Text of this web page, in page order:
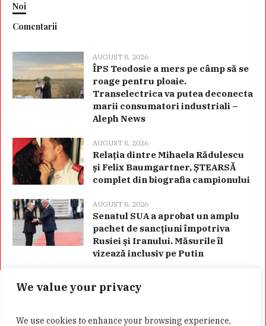
We value your privacy
We use cookies to enhance your browsing experience,
Noi
Comentarii
AUGUST 8, 2026
ÎPS Teodosie a mers pe câmp să se
roage pentru ploaie.
Transelectrica va putea deconecta
marii consumatori industriali –
Aleph News
AUGUST 8, 2026
Relația dintre Mihaela Rădulescu
și Felix Baumgartner, ȘTEARSĂ
complet din biografia campionului
AUGUST 8, 2026
Senatul SUA a aprobat un amplu
pachet de sancțiuni împotriva
Rusiei și Iranului. Măsurile îl
vizează inclusiv pe Putin
Categorii